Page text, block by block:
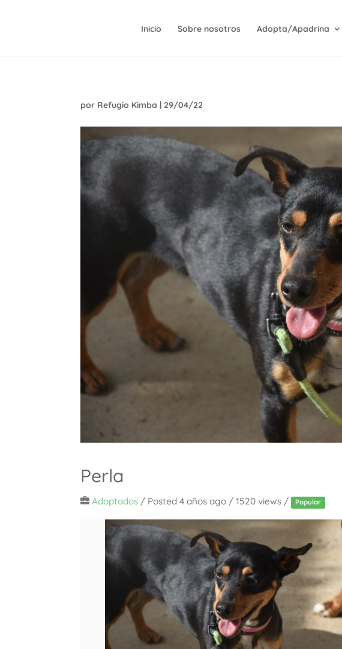
Inicio Sobre nosotros Adopta/Apadrina
por Refugio Kimba | 29/04/22
Perla
Adoptados / Posted 4 años ago / 1520 views / Popular